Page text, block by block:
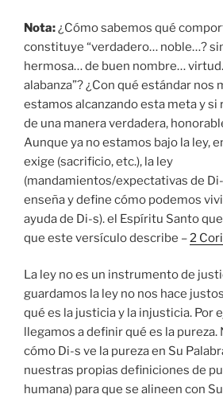
Nota:¿Cómo sabemos qué
constituye “verdadero… noble…?
hermosa… de buen nombre…
alabanza”? ¿Con qué estándar nos
estamos alcanzando esta meta y
de una manera verdadera,
Aunque ya no estamos bajo la ley,
exige (sacrificio, etc.), la ley
(mandamientos/expectativas de
enseña y define cómo podemos
ayuda de Di-s). el Espíritu Santo
que este versículo describe –2
La ley no es un instrumento de
guardamos la ley no nos hace
qué es la justicia y la injusticia. Por
llegamos a definir qué es la
cómo Di-s ve la pureza en Su
nuestras propias definiciones de
humana) para que se alineen con